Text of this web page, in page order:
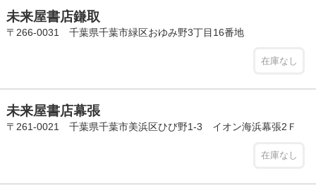
未来屋書店鎌取
〒266-0031 千葉県千葉市緑区おゆみ野3丁目16番地
在庫なし
未来屋書店幕張
〒261-0021 千葉県千葉市美浜区ひび野1-3 イオン海浜幕張2Ｆ
在庫なし